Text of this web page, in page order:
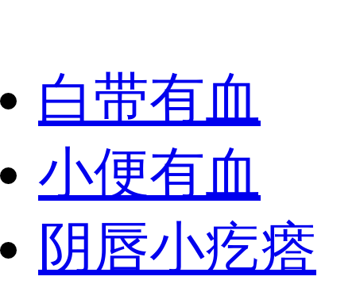
白带有血
小便有血
阴唇小疙瘩